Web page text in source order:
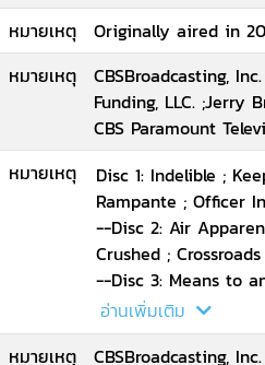
หมายเหตุ
Originally aired in
หมายเหตุ
CBSBroadcasting,
Funding, LLC. ;Jerry
CBS Paramount
หมายเหตุ
Disc 1: Indelible ;
Rampante ; Officer
--Disc 2: Air
Crushed ; Crossroads
--Disc 3: Means to
Who's There? ;
--Disc 4: The Ripple
Screen ; Sláinte
อ่านเพิ่มเติม
หมายเหตุ
CBSBroadcasting,